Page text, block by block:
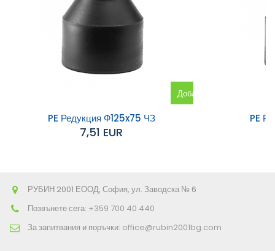
Добавяне
PE Редукция Ф125x75 ЧЗ
7,51 EUR
PE
РУБИН 2001 ЕООД, София, ул. Заводска № 6
Позвънете сега: +359 700 40 440
За запитвания и поръчки: office@rubin2001bg.com